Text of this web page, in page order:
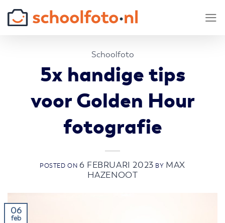
Schoolfoto
5x handige tips
voor Golden Hour
fotografie
POSTED ON 6 FEBRUARI 2023 BY MAX
HAZENOOT
06
feb